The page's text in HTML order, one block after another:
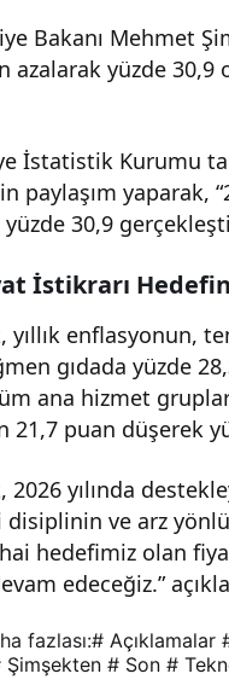
Bakanı Mehmet
azalarak yüzde 30,9
İstatistik Kurumu
paylaşım yaparak,
30,9
İstikrarı
yıllık enflasyonun,
gıdada yüzde
ana hizmet
21,7 puan düşerek
2026 yılında
ve arz
hedefimiz olan
edeceğiz.”
fazlası:# Açıklamalar
Şimşekten # Son #